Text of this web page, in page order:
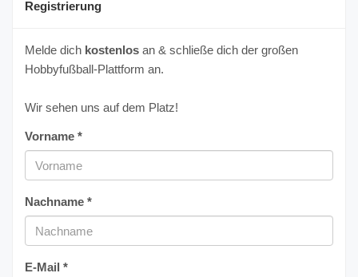
Registrierung
Melde dich kostenlos an & schließe dich der großen
Hobbyfußball-Plattform an.
Wir sehen uns auf dem Platz!
Vorname *
Nachname *
E-Mail *